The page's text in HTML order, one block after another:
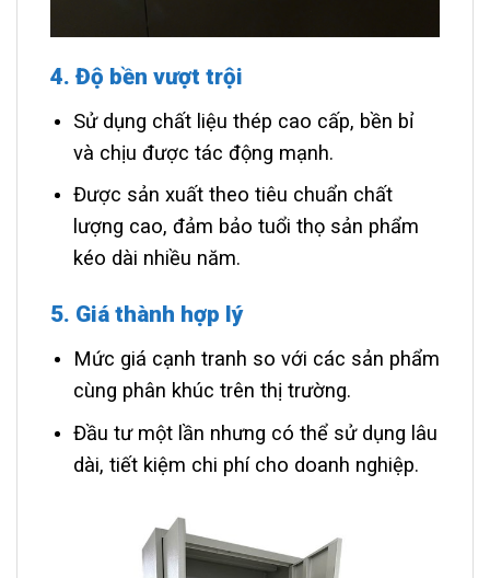
4. Độ bền vượt trội
Sử dụng chất liệu thép cao cấp, bền bỉ
và chịu được tác động mạnh.
Được sản xuất theo tiêu chuẩn chất
lượng cao, đảm bảo tuổi thọ sản phẩm
kéo dài nhiều năm.
5. Giá thành hợp lý
Mức giá cạnh tranh so với các sản phẩm
cùng phân khúc trên thị trường.
Đầu tư một lần nhưng có thể sử dụng lâu
dài, tiết kiệm chi phí cho doanh nghiệp.